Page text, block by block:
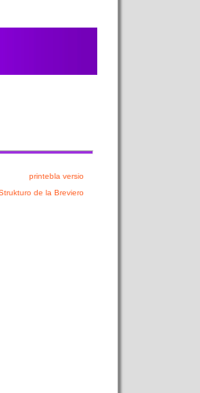
printebla versio
de la Breviero